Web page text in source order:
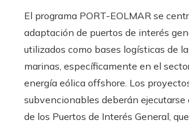
El programa PORT-EOLMAR se
adaptación de puertos de interés
utilizados como bases logísticas de
marinas, específicamente en el
energía eólica offshore. Los
subvencionables deberán ejecutarse
de los Puertos de Interés General,